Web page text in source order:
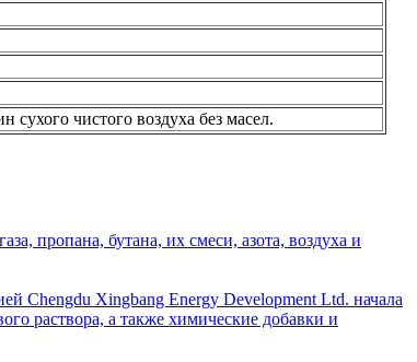
чистого воздуха без масел.
пропана, бутана, их смеси, азота, воздуха и
Chengdu Xingbang Energy Development Ltd. начала
раствора, а также химические добавки и